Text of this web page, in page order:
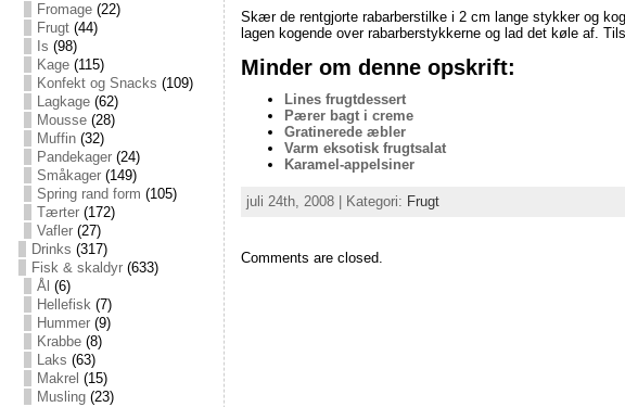
Fromage(22)
Frugt(44)
Is (98)
Kage(115)
Konfekt og Snacks (109)
Lagkage(62)
Mousse(28)
Muffin(32)
Pandekager(24)
Småkager(149)
Spring rand form (105)
Tærter(172)
Vafler(27)
Drinks (317)
Fisk & skaldyr(633)
Ål (6)
Hellefisk(7)
Hummer(9)
Krabbe(8)
Laks (63)
Makrel (15)
Musling(23)
Skær de rentgjorte rabarberstilke i 2 cm lange stykker og
lagen kogende over rabarberstykkerne og lad det køle af.
Minder om denne opskrift:
Lines frugtdessert
Pærer bagt i creme
Gratinerede æbler
Varm eksotisk frugtsalat
Karamel-appelsiner
juli 24th, 2008 | Kategori: Frugt
Comments are closed.